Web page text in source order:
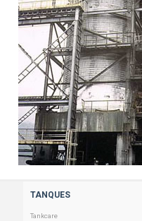
TANQUES
Tankcare